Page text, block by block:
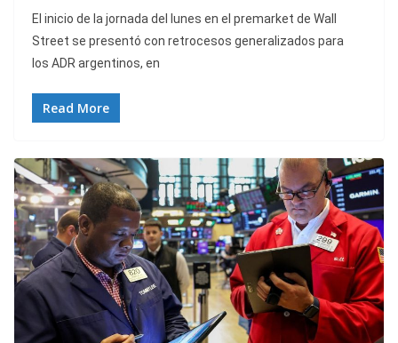
El inicio de la jornada del lunes en el premarket de Wall
Street se presentó con retrocesos generalizados para
los ADR argentinos, en
Read More